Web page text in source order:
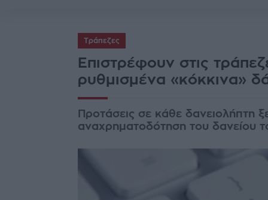
Τράπεζες
Επιστρέφουν στις
ρυθμισμένα «κόκκινα»
Προτάσεις σε κάθε δανειολήπτη
αναχρηματοδότηση του δανείου